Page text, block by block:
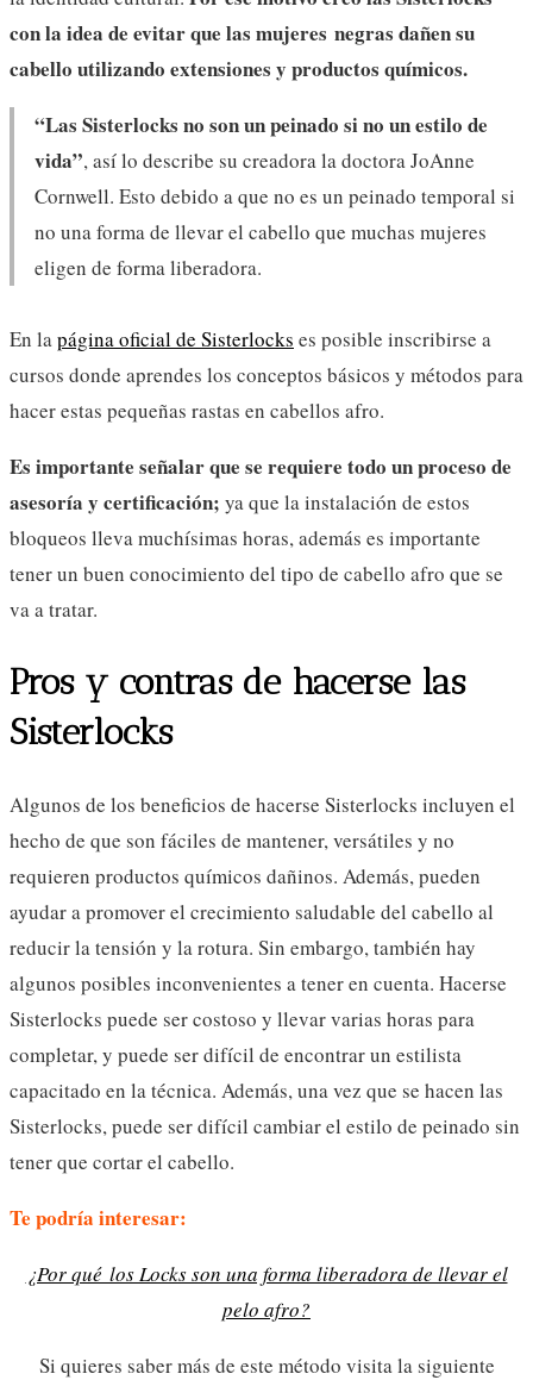
conla idea de evitar que las mujeres negras dañen su
cabello utilizando extensiones y productos químicos.
“Las Sisterlocks no son un peinado si no un estilo de
vida”, así lo describe su creadora la doctora JoAnne
Cornwell. Esto debido a que no es un peinado temporal si
no una forma de llevar el cabello que muchas mujeres
eligen de forma liberadora.
En lapágina oficial de Sisterlocks es posible inscribirse a
cursos donde aprendes los conceptos básicos y métodos para
hacer estas pequeñas rastas en cabellos afro.
Es importante señalar que se requiere todo un proceso de
asesoría y certificación; ya que la instalación de estos
bloqueos lleva muchísimas horas, además es importante
tener un buen conocimiento del tipo de cabello afro que se
va a tratar.
Pros y contras de hacerse las
Sisterlocks
Algunos de los beneficios de hacerse Sisterlocks incluyen el
hecho de que son fáciles de mantener, versátiles y no
requieren productos químicos dañinos. Además, pueden
ayudar a promover el crecimiento saludable del cabello al
reducir la tensión y la rotura. Sin embargo, también hay
algunos posibles inconvenientes a tener en cuenta. Hacerse
Sisterlocks puede ser costoso y llevar varias horas para
completar, y puede ser difícil de encontrar un estilista
capacitado en la técnica. Además, una vez que se hacen las
Sisterlocks, puede ser difícil cambiar el estilo de peinado sin
tener que cortar el cabello.
Te podría interesar:
¿Por qué los Locks son una forma liberadora de llevar el
pelo afro?
Si quieres saber más de este método visita la siguiente